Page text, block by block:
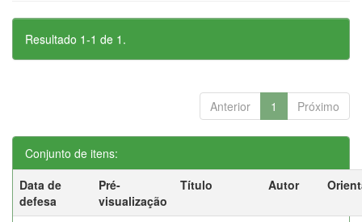
Resultado 1-1 de 1.
Anterior 1 Próximo
Conjunto de itens:
Data de
defesa
Pré-
visualização
Título Autor